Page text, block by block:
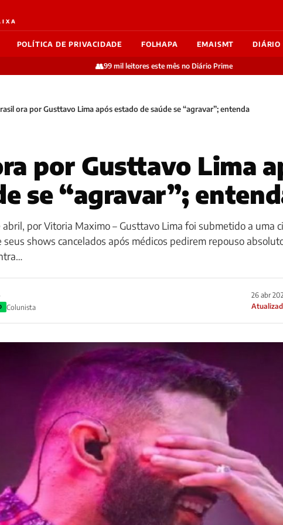
POLÍTICA DE PRIVACIDADE FOLHAPA EMAISMT DIÁRIO
👥99 mil leitores este mês no Diário Prime
ora por Gusttavo Lima após estado de saúde se “agravar”; entenda
por Gusttavo Lima
se “agravar”;
por Vitoria Maximo – Gusttavo Lima foi submetido a uma
shows cancelados após médicos pedirem repouso
Colunista
26 abr